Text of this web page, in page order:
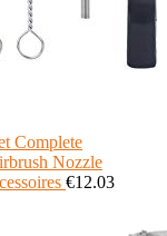
Complete
Nozzle
€12.03